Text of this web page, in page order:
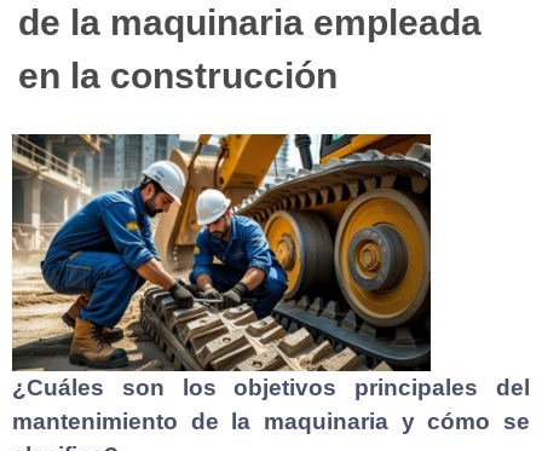
de la maquinaria empleada
en la construcción
¿Cuáles son los objetivos principales del
mantenimiento de la maquinaria y cómo se